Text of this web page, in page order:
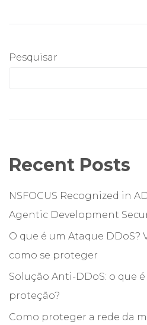
Pesquisar
Recent Posts
NSFOCUS Recognized in
Agentic Development
O que é um Ataque DDoS?
como se proteger
Solução Anti-DDoS: o que
proteção?
Como proteger a rede da